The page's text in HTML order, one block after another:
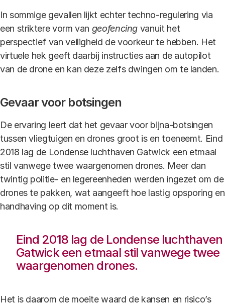
In sommige gevallen lijkt echter techno-regulering via
een striktere vorm van geofencing vanuit het
perspectief van veiligheid de voorkeur te hebben. Het
virtuele hek geeft daarbij instructies aan de autopilot
van de drone en kan deze zelfs dwingen om te landen.
Gevaar voor botsingen
De ervaring leert dat het gevaar voor bijna-botsingen
tussen vliegtuigen en drones groot is en toeneemt. Eind
2018 lag de Londense luchthaven Gatwick een etmaal
stil vanwege twee waargenomen drones. Meer dan
twintig politie- en legereenheden werden ingezet om de
drones te pakken, wat aangeeft hoe lastig opsporing en
handhaving op dit moment is.
Eind 2018 lag de Londense luchthaven
Gatwick een etmaal stil vanwege twee
waargenomen drones.
Het is daarom de moeite waard de kansen en risico’s